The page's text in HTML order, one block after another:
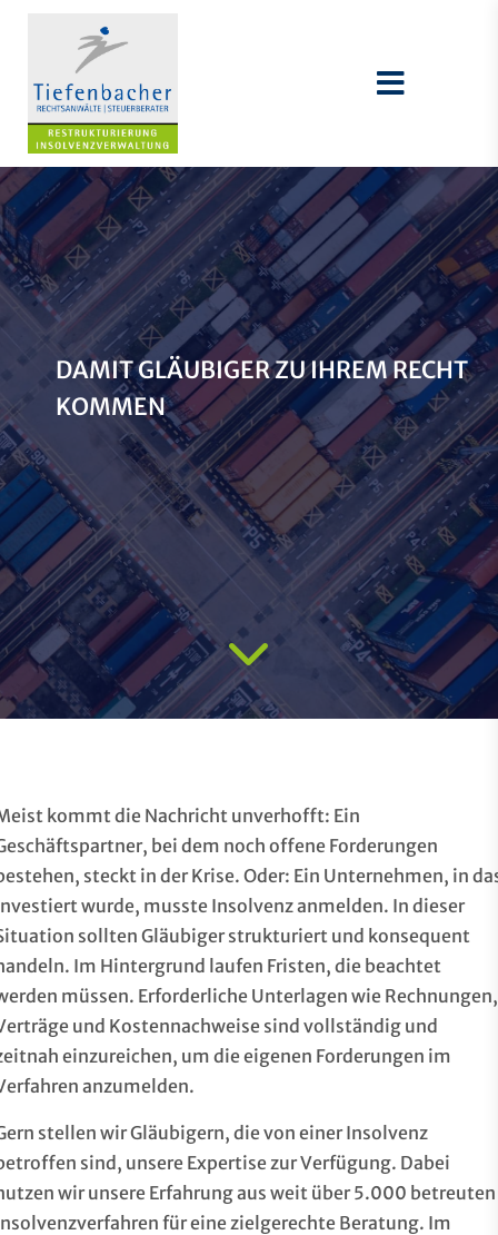
DAMIT GLÄUBIGER ZU IHREM RECHT
KOMMEN
kommt die Nachricht unverhofft: Ein
bei dem noch offene Forderungen
steckt in der Krise. Oder: Ein Unternehmen, in
wurde, musste Insolvenz anmelden. In dieser
sollten Gläubiger strukturiert und konsequent
Im Hintergrund laufen Fristen, die beachtet
müssen. Erforderliche Unterlagen wie Rechnungen,
und Kostennachweise sind vollständig und
einzureichen, um die eigenen Forderungen im
anzumelden.
stellen wir Gläubigern, die von einer Insolvenz
sind, unsere Expertise zur Verfügung. Dabei
wir unsere Erfahrung aus weit über 5.000 betreuten
für eine zielgerechte Beratung. Im